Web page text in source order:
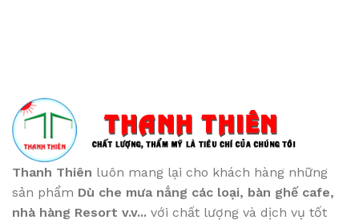
Thanh Thiên luôn mang lại cho khách hàng những
sản phẩm Dù che mưa nắng các loại, bàn ghế cafe,
nhà hàng Resort v.v... với chất lượng và dịch vụ tốt